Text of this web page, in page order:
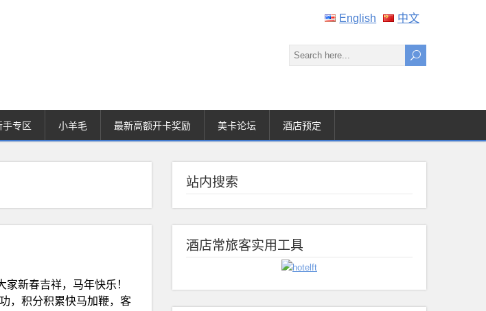
English 中文
手专区 小羊毛 最新高额开卡奖励 美卡论坛 酒店预定
新春吉祥，马年快乐！
，积分积累快马加鞭，客
站内搜索
酒店常旅客实用工具